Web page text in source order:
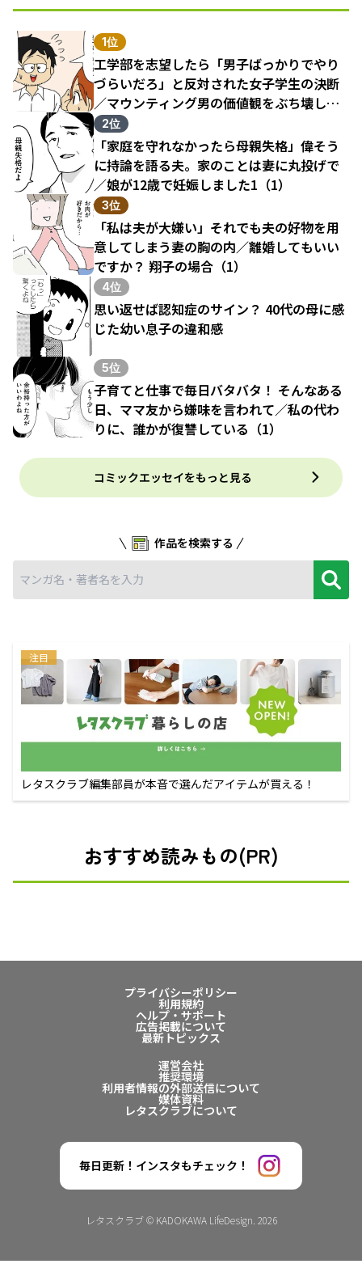
1位
工学部を志望したら「男子ばっかりでやり
づらいだろ」と反対された女子学生の決断
／マウンティング男の価値観をぶち壊した
結果（1）
2位
「家庭を守れなかったら母親失格」偉そう
に持論を語る夫。家のことは妻に丸投げで
／娘が12歳で妊娠しました1（1）
3位
「私は夫が大嫌い」それでも夫の好物を用
意してしまう妻の胸の内／離婚してもいい
ですか？ 翔子の場合（1）
4位
思い返せば認知症のサイン？ 40代の母に感
じた幼い息子の違和感
5位
子育てと仕事で毎日バタバタ！ そんなある
日、ママ友から嫌味を言われて／私の代わ
りに、誰かが復讐している（1）
コミックエッセイをもっと見る
作品を検索する
注目
レタスクラブ編集部員が本音で選んだアイテムが買える！
おすすめ読みもの(PR)
プライバシーポリシー
利用規約
ヘルプ・サポート
広告掲載について
最新トピックス
運営会社
推奨環境
利用者情報の外部送信について
媒体資料
レタスクラブについて
毎日更新！インスタもチェック！
レタスクラブ © KADOKAWA LifeDesign. 2026